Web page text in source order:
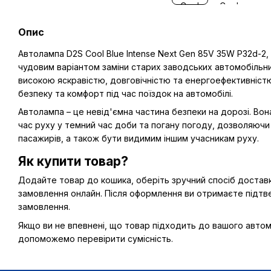
Опис
Автолампа D2S Cool Blue Intense Next Gen 85V 35W P32d-
чудовим варіантом заміни старих заводських
високою яскравістю, довговічністю та
безпеку та комфорт під час поїздок на автомобілі.
Автолампа – це невід'ємна частина безпеки на дорозі.
час руху у темний час доби та погану погоду,
пасажирів, а також бути видимим іншим учасникам руху.
Як купити товар?
Додайте товар до кошика, оберіть зручний спосіб
замовлення онлайн. Після оформлення ви отримаєте
замовлення.
Якщо ви не впевнені, що товар підходить до вашого
допоможемо перевірити сумісність.